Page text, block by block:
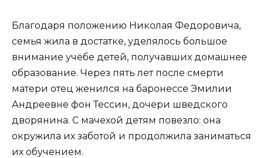
Благодаря положению Николая Федоровича,
семья жила в достатке, уделялось большое
внимание учёбе детей, получавших домашнее
образование. Через пять лет после смерти
матери отец женился на баронессе Эмилии
Андреевне фон Тессин, дочери шведского
дворянина. С мачехой детям повезло: она
окружила их заботой и продолжила заниматься
их обучением.